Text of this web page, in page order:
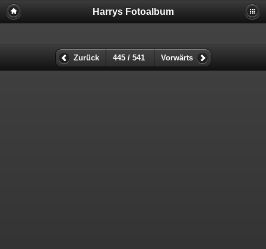
Harrys Fotoalbum
Zurück 445 / 541 Vorwärts